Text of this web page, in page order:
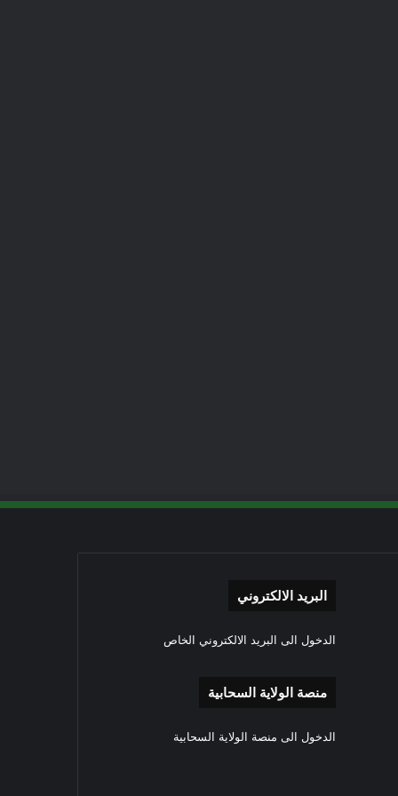
البريد الالكتروني
الدخول الى البريد الالكتروني الخاص
منصة الولاية السحابية
الدخول الى منصة الولاية السحابية